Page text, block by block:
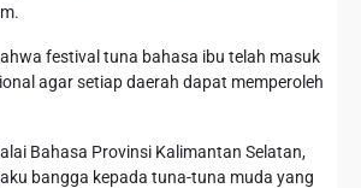
festival tuna bahasa ibu telah masuk
agar setiap daerah dapat memperoleh
Bahasa Provinsi Kalimantan Selatan,
bangga kepada tuna-tuna muda yang